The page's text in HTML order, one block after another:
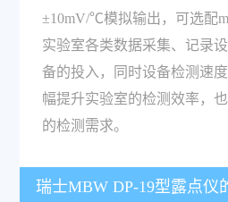
±10mV/℃模拟输出，可选配
实验室各类数据采集、记录
备的投入，同时设备检测速
幅提升实验室的检测效率，
的检测需求。
瑞士MBW DP-19型露点仪